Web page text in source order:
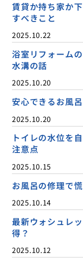
賃貸か持ち家か
すべきこと
2025.10.22
浴室リフォーム
水溝の話
2025.10.20
安心できるお風
2025.10.20
トイレの水位を
注意点
2025.10.15
お風呂の修理で
2025.10.14
最新ウォシュレ
得？
2025.10.12